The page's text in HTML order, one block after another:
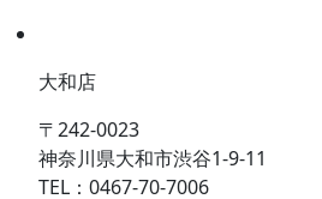
大和店
〒242-0023
神奈川県大和市渋谷1-9-11
TEL：0467-70-7006